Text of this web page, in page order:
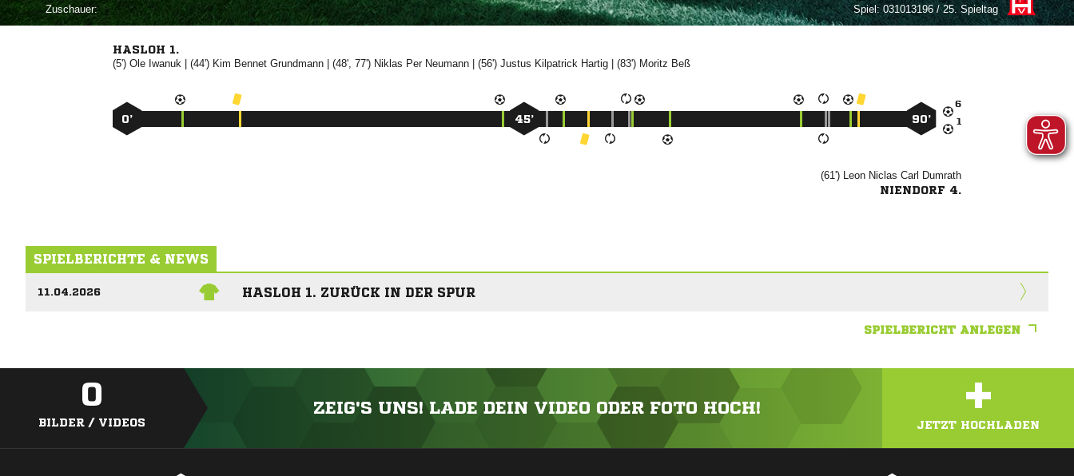
Zuschauer:
Spiel:031013196 / 25. Spieltag
HASLOH 1.
(5') | (44')  | (48', 77')  | (56')  | (83')  


0’ 45’ 90’
(61')    
NIENDORF 4.
SPIELBERICHTE & NEWS
11.04.2026 HASLOH 1. ZURÜCK IN DER SPUR
SPIELBERICHT ANLEGEN
0
BILDER / VIDEOS
ZEIG'S UNS! LADE DEIN VIDEO ODER FOTO HOCH! +
JETZT HOCHLADEN